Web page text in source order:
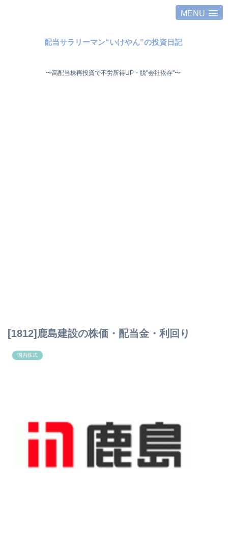
MENU
配当サラリーマン“いけやん”の投資日記 ​
〜高配当株再投資で不労所得UP・脱"会社依存"〜 ​
[1812]鹿島建設の株価・配当金・利回り
国内株式